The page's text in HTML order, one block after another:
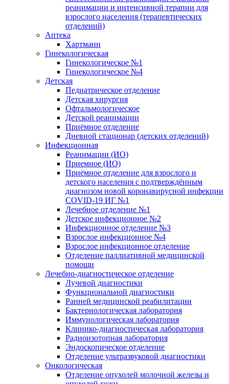
реанимации и интенсивной терапии для
взрослого населения (терапевтических
отделений)
Аптека
Хартманн
Гинекологическая
Гинекологическое №1
Гинекологическое №4
Детская
Педиатрическое отделение
Детская хирургия
Офтальмологическое
Детской реанимации
Приёмное отделение
Дневной стационар (детских отделений)
Инфекционная
Реанимации (ИО)
Приемное (ИО)
Приёмное отделение для взрослого и
детского населения с подтверждённым
диагнозом новой коронавирусной инфекции
COVID-19 ИГ №1
Лечебное отделение №1
Детское инфекционное №2
Инфекционное отделение №3
Взрослое инфекционное №4
Взрослое инфекционное отделение
Отделение паллиативной медицинской
помощи
Лечебно-диагностическое отделение
Лучевой диагностики
Функциональной диагностики
Ранней медицинской реабилитации
Бактериологическая лаборатория
Иммунологическая лаборатория
Клинико-диагностическая лаборатория
Радиоизотопная лаборатория
Эндоскопическое отделение
Отделение ультразвуковой диагностики
Онкологическая
Отделение опухолей молочной железы и